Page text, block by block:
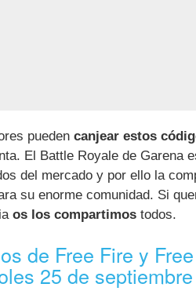
pueden canjear estos
El Battle Royale de Garena
del mercado y por ello la
su enorme comunidad. Si
os los compartimos todos.
de Free Fire y
25 de